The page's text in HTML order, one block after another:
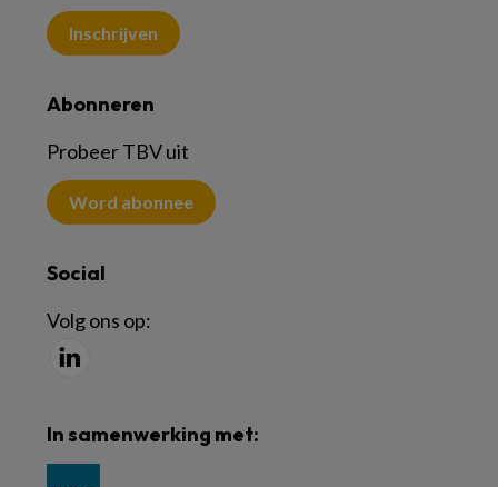
Inschrijven
Abonneren
Probeer TBV uit
Word abonnee
Social
Volg ons op:
In samenwerking met: